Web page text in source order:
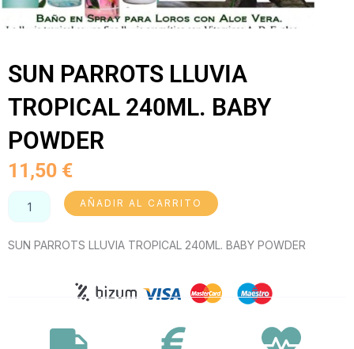
SUN PARROTS LLUVIA
TROPICAL 240ML. BABY
POWDER
11,50 €
PARROTS
TROPICAL
AÑADIR AL CARRITO
SUN PARROTS LLUVIA TROPICAL 240ML. BABY POWDER